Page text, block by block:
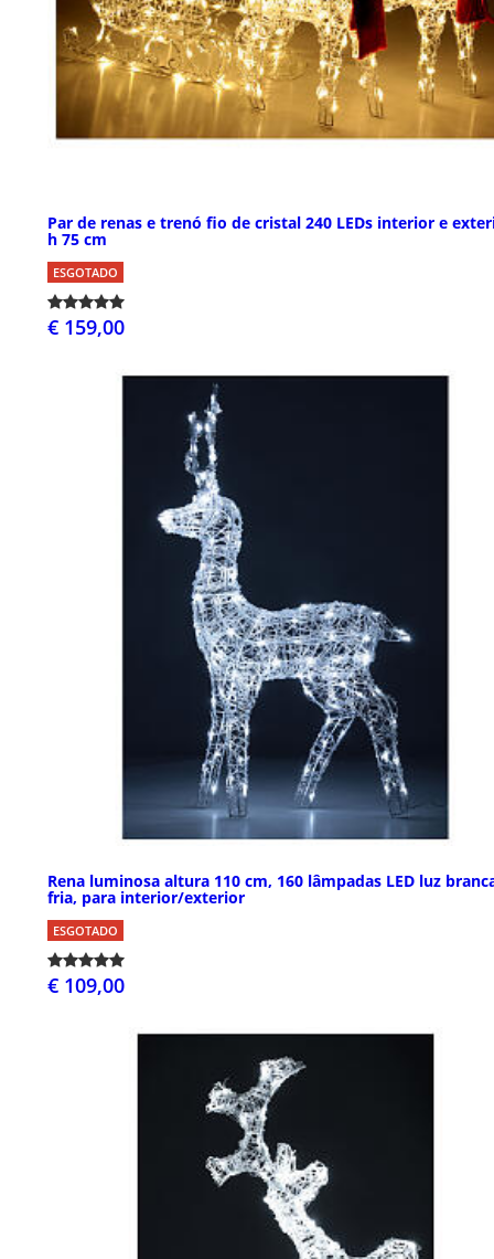
Par de renas e trenó fio de cristal 240 LEDs interior e
h 75 cm
ESGOTADO
€ 159,00
Rena luminosa altura 110 cm, 160 lâmpadas LED luz
fria, para interior/exterior
ESGOTADO
€ 109,00